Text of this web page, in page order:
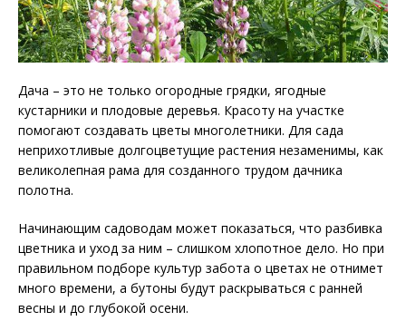
Дача – это не только огородные грядки, ягодные
кустарники и плодовые деревья. Красоту на участке
помогают создавать цветы многолетники. Для сада
неприхотливые долгоцветущие растения незаменимы, как
великолепная рама для созданного трудом дачника
полотна.
Начинающим садоводам может показаться, что разбивка
цветника и уход за ним – слишком хлопотное дело. Но при
правильном подборе культур забота о цветах не отнимет
много времени, а бутоны будут раскрываться с ранней
весны и до глубокой осени.